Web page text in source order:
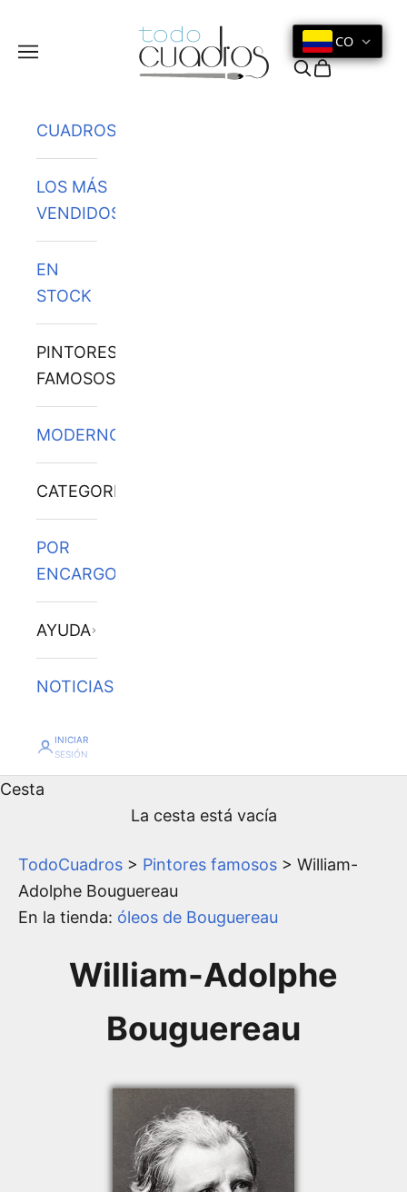
Menú
CO
Buscar
Cesta
CUADROS
LOS MÁS
VENDIDOS
EN
STOCK
PINTORES
FAMOSOS
MODERNOS
CATEGORÍAS
POR
ENCARGO
AYUDA
NOTICIAS
INICIAR
SESIÓN
Cesta
La cesta está vacía
TodoCuadros > Pintores famosos > William-
Adolphe Bouguereau
En la tienda: óleos de Bouguereau
William-Adolphe
Bouguereau